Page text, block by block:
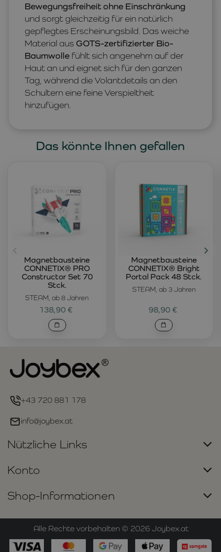
Bewegungsfreiheit ohne Einschränkung
und sorgt gleichzeitig für ein natürlich
gepflegtes Erscheinungsbild. Das weiche
Material ausGOTS-zertifizierter Bio-
Baumwolle fühlt sich angenehm auf der
Haut an und eignet sich für den ganzen
Tag, während die Volantdetails an den
Schultern eine feine Verspieltheit
hinzufügen.
Das könnte Ihnen gefallen
STEAM, ab 8 Jahren
Magnetbausteine
CONNETIX® PRO
Constructor Set 70
Stck.
138,90 €
STEAM, ab 3 Jahren
Magnetbausteine
CONNETIX® Bright
Portal Pack 48 Stck.
98,90 €
+43 720 881 178
info@joybex.at
Nützliche Links
Konto
Shop-Informationen
Alle Rechte vorbehalten © 2026 Joybex.at